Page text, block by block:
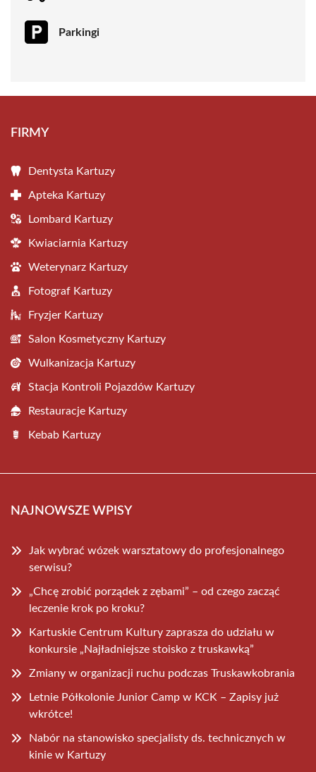
Parkingi
FIRMY
Dentysta Kartuzy
Apteka Kartuzy
Lombard Kartuzy
Kwiaciarnia Kartuzy
Weterynarz Kartuzy
Fotograf Kartuzy
Fryzjer Kartuzy
Salon Kosmetyczny Kartuzy
Wulkanizacja Kartuzy
Stacja Kontroli Pojazdów Kartuzy
Restauracje Kartuzy
Kebab Kartuzy
NAJNOWSZE WPISY
Jak wybrać wózek warsztatowy do profesjonalnego
serwisu?
„Chcę zrobić porządek z zębami” – od czego zacząć
leczenie krok po kroku?
Kartuskie Centrum Kultury zaprasza do udziału w
konkursie „Najładniejsze stoisko z truskawką”
Zmiany w organizacji ruchu podczas Truskawkobrania
Letnie Półkolonie Junior Camp w KCK – Zapisy już
wkrótce!
Nabór na stanowisko specjalisty ds. technicznych w
kinie w Kartuzy